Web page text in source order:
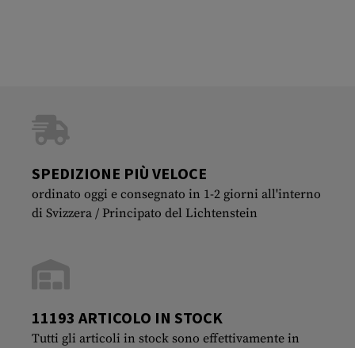
SPEDIZIONE PIÙ VELOCE
ordinato oggi e consegnato in 1-2 giorni all'interno
di Svizzera / Principato del Lichtenstein
11193 ARTICOLO IN STOCK
Tutti gli articoli in stock sono effettivamente in